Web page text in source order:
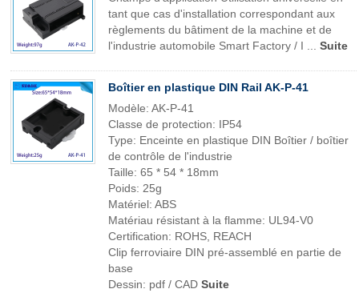
tant que cas d'installation correspondant aux
règlements du bâtiment de la machine et de
l'industrie automobile Smart Factory / I ... Suite
Boîtier en plastique DIN Rail AK-P-41
Modèle: AK-P-41
Classe de protection: IP54
Type: Enceinte en plastique DIN Boîtier / boîtier
de contrôle de l'industrie
Taille: 65 * 54 * 18mm
Poids: 25g
Matériel: ABS
Matériau résistant à la flamme: UL94-V0
Certification: ROHS, REACH
Clip ferroviaire DIN pré-assemblé en partie de
base
Dessin: pdf / CAD Suite